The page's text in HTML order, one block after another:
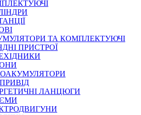
ЕПОКСИДКИ
ТА КОМПЛЕКТУЮЧІ
ПРИСТРОЇ
ЛАНЦЮГИ